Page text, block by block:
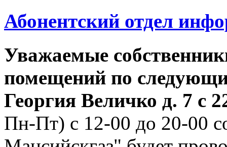
Абонентский отдел
Уважаемые
помещений по
Георгия Величко д. 7 с
Пн-Пт) с 12-00 до 20-00